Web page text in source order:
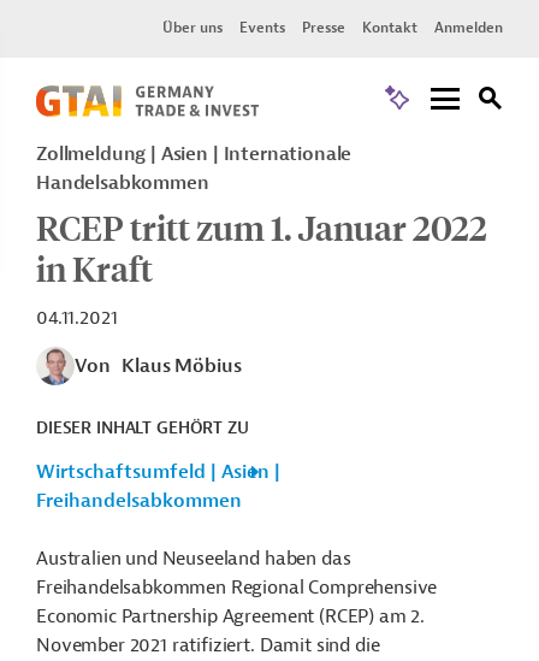
Über uns Events Presse Kontakt Anmelden
Zollmeldung Asien
Internationale
Handelsabkommen
RCEP tritt zum 1. Januar 2022
in Kraft
04.11.2021
Von Klaus Möbius
DIESER INHALT GEHÖRT ZU
Wirtschaftsumfeld | Asien |
Freihandelsabkommen
Australien und Neuseeland haben das
Freihandelsabkommen Regional Comprehensive
Economic Partnership Agreement (RCEP) am 2.
November 2021 ratifiziert. Damit sind die